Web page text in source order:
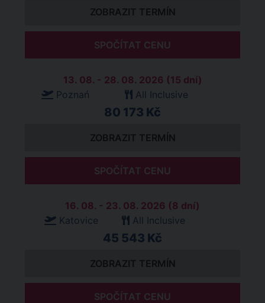
ZOBRAZIT TERMÍN
SPOČÍTAT CENU
13. 08. - 28. 08. 2026 (15 dní)
Poznań
All Inclusive
80 173 Kč
ZOBRAZIT TERMÍN
SPOČÍTAT CENU
16. 08. - 23. 08. 2026 (8 dní)
Katovice
All Inclusive
45 543 Kč
ZOBRAZIT TERMÍN
SPOČÍTAT CENU